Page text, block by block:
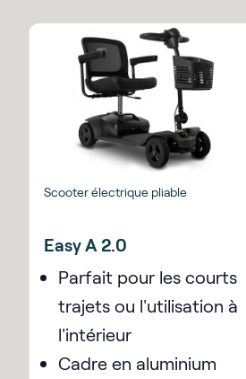
Scooter électrique pliable
Easy A 2.0
Parfait pour les courts
trajets ou l'utilisation à
l'intérieur
Cadre en aluminium